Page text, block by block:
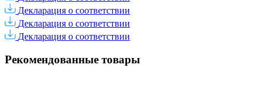
Декларация о соответствии
Декларация о соответствии
Декларация о соответствии
Рекомендованные товары